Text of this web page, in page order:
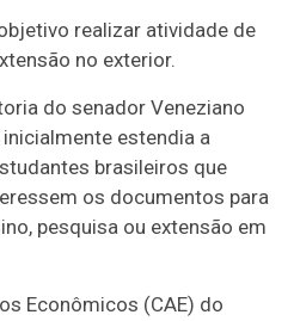
realizar atividade de
no exterior.
do senador Veneziano
inicialmente estendia a
brasileiros que
os documentos para
pesquisa ou extensão em
Econômicos (CAE) do